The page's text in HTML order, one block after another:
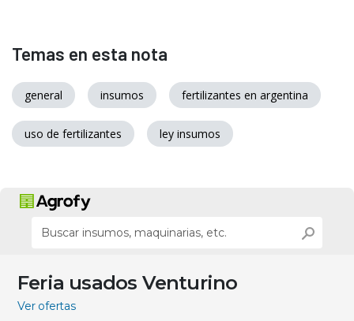
Temas en esta nota
general insumos fertilizantes en argentina
uso de fertilizantes ley insumos
Feria usados Venturino
Ver ofertas